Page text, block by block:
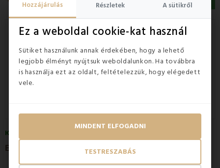
Hozzájárulás Részletek A sütikről
Ez a weboldal cookie-kat használ
Sütiket használunk annak érdekében, hogy a lehető
legjobb élményt nyújtsuk weboldalunkon. Ha továbbra
is használja ezt az oldalt, feltételezzük, hogy elégedett
vele.
TESTRESZABÁS
MINDENT ELFOGADNI
KÉSZLETEN
E
MI kék kancsós sütőkesztyű